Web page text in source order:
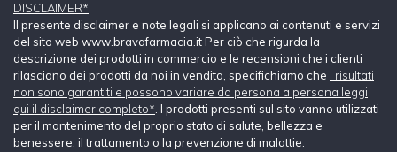
DISCLAIMER*
Il presente disclaimer e note legali si applicano ai contenuti e servizi
del sito web www.bravafarmacia.it Per ciò che rigurda la
descrizione dei prodotti in commercio e le recensioni che i clienti
rilasciano dei prodotti da noi in vendita, specifichiamo che i risultati
non sono garantiti e possono variare da persona a persona leggi
qui il disclaimer completo* . I prodotti presenti sul sito vanno utilizzati
per il mantenimento del proprio stato di salute, bellezza e
benessere, il trattamento o la prevenzione di malattie.